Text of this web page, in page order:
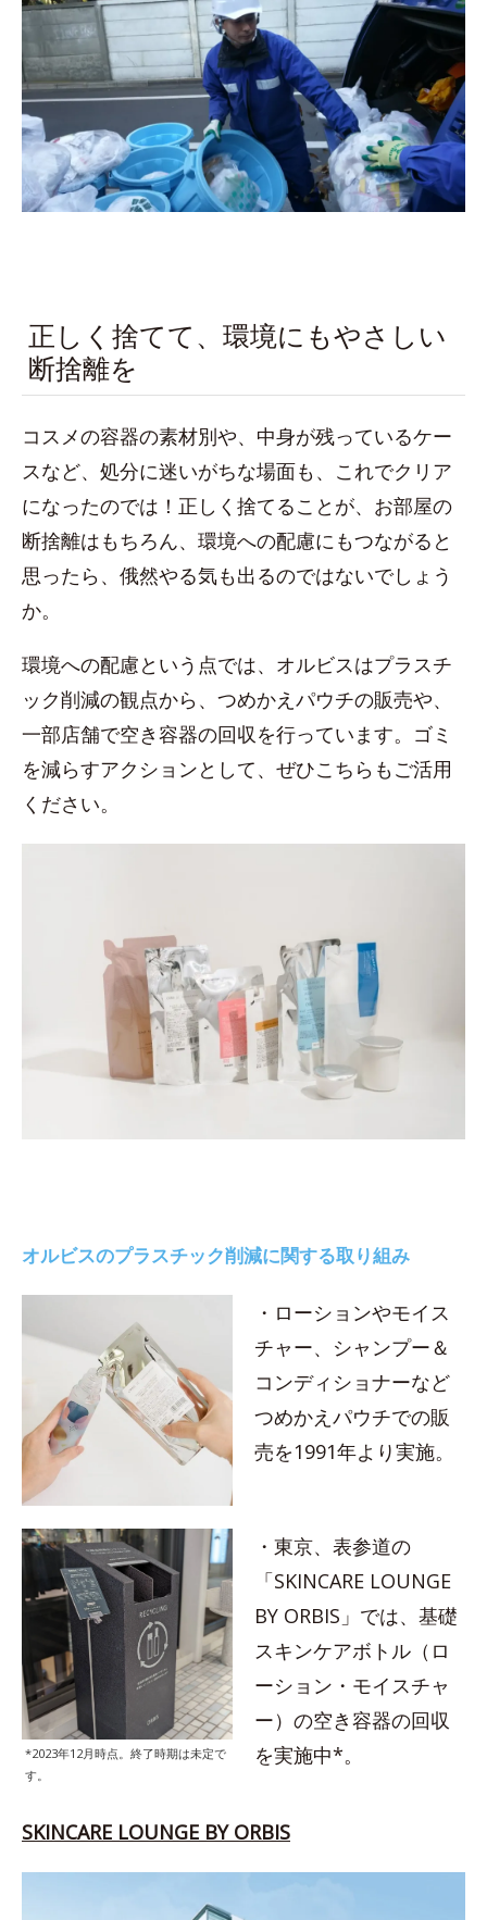
正しく捨てて、環境にもやさしい
断捨離を
コスメの容器の素材別や、中身が残っているケー
スなど、処分に迷いがちな場面も、これでクリア
になったのでは！正しく捨てることが、お部屋の
断捨離はもちろん、環境への配慮にもつながると
思ったら、俄然やる気も出るのではないでしょう
か。
環境への配慮という点では、オルビスはプラスチ
ック削減の観点から、つめかえパウチの販売や、
一部店舗で空き容器の回収を行っています。ゴミ
を減らすアクションとして、ぜひこちらもご活用
ください。
オルビスのプラスチック削減に関する取り組み
・ローションやモイス
チャー、シャンプー＆
コンディショナーなど
つめかえパウチでの販
売を1991年より実施。
*2023年12月時点。終了時期は未定で
す。
・東京、表参道の
「SKINCARE LOUNGE
BY ORBIS」では、基礎
スキンケアボトル（ロ
ーション・モイスチャ
ー）の空き容器の回収
を実施中*。
SKINCARE LOUNGE BY ORBIS